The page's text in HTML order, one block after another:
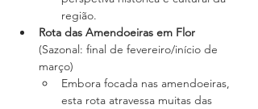
região.
Rota das Amendoeiras em Flor
(Sazonal: final de fevereiro/início de
março)
Embora focada nas amendoeiras,
esta rota atravessa muitas das